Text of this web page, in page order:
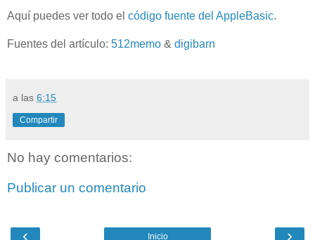
Aquí puedes ver todo el código fuente del AppleBasic.
Fuentes del artículo: 512memo & digibarn
a las 6:15
Compartir
No hay comentarios:
Publicar un comentario
‹ ›
Inicio